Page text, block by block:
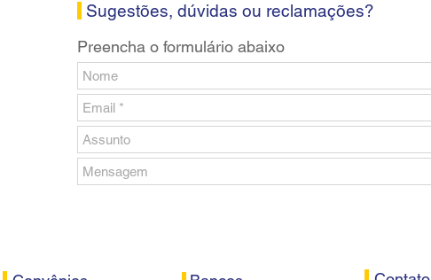
Sugestões, dúvidas ou reclamações?
Preencha o formulário abaixo